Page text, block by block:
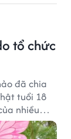
tổ chức
đã chia
tuổi 18
nhiều